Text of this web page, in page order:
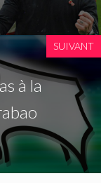
SUIVANT
à la